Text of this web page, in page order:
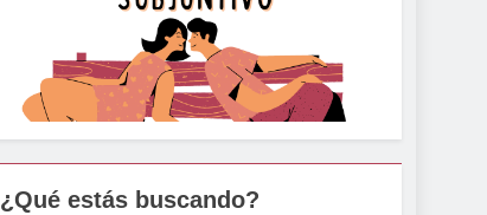
¿Qué estás buscando?